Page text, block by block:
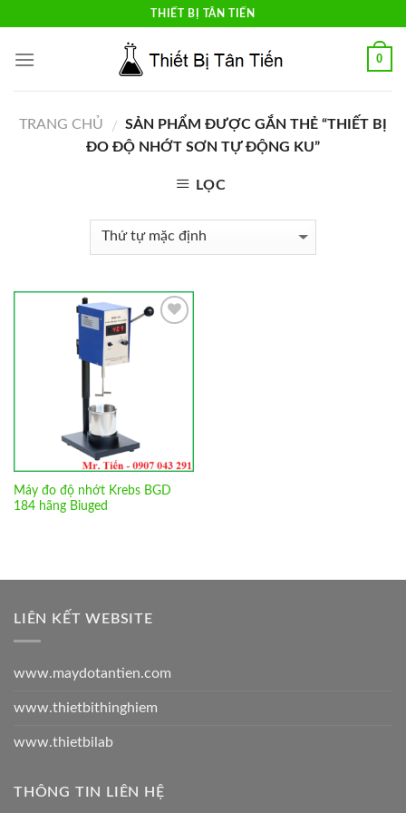
content
THIẾT BỊ TÂN TIẾN
0
TRANG CHỦ / SẢN PHẨM ĐƯỢC GẮN THẺ “THIẾT BỊ
ĐO ĐỘ NHỚT SƠN TỰ ĐỘNG KU”
LỌC
Máy đo độ nhớt Krebs BGD
184 hãng Biuged
LIÊN KẾT WEBSITE
www.maydotantien.com
www.thietbithinghiem
www.thietbilab
THÔNG TIN LIÊN HỆ